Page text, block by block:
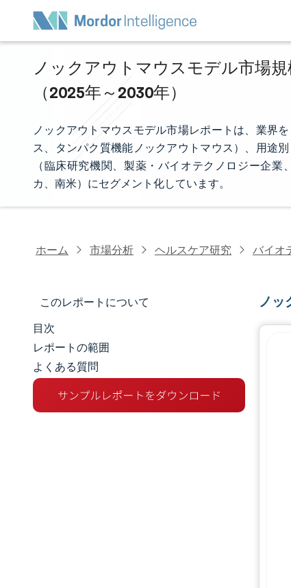
ノックアウトマウスモデル市場
（2025年～2030年）
ノックアウトマウスモデル市場レポートは、業界
ス、タンパク質機能ノックアウトマウス）、用途
（臨床研究機関、製薬・バイオテクノロジー企
カ、南米）にセグメント化しています。
ホーム 市場分析 ヘルスケア研究 バイオ
このレポートについて
マーケットスナップショット
市場概要
主な市場動向
目次
レポートの範囲
よくある質問
ノッ